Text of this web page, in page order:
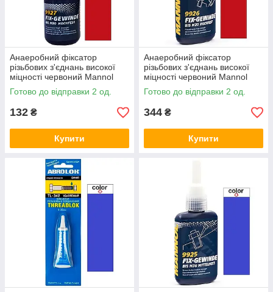
Анаеробний фіксатор
різьбових з'єднань високої
міцності червоний Mannol
9927 10мл
Готово до відправки 2 од.
132 ₴
Купити
Анаеробний фіксатор
різьбових з'єднань високої
міцності червоний Mannol
9926 50мл
Готово до відправки 2 од.
344 ₴
Купити